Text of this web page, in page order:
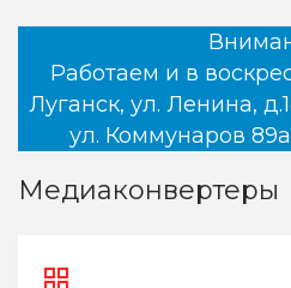
Работаем и в
Луганск, ул. Ленина,
ул. Коммунаров
Медиаконвертеры